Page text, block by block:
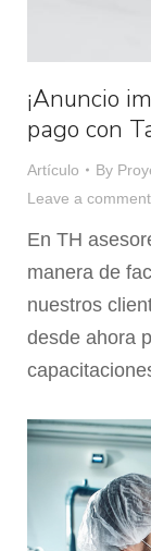
¡Anuncio
pago con
Artículo By
Leave a comment
En TH
manera de
nuestros
desde ahora